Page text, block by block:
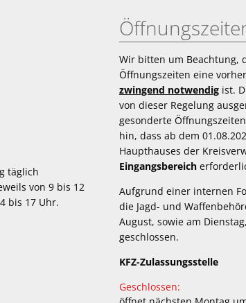
täglich
von 9 bis 12
bis 17 Uhr.
Wir bitten um Beachtung,
Öffnungszeiten eine
zwingend notwendig ist.
von dieser Regelung
gesonderte
hin, dass ab dem
Haupthauses der
Eingangsbereich
Aufgrund einer internen
die Jagd- und
August, sowie am
geschlossen.
KFZ-Zulassungsstelle
Klicken, um weitere
Geschlossen: